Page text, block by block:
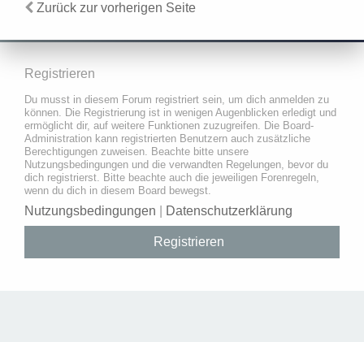
Zurück zur vorherigen Seite
Registrieren
Du musst in diesem Forum registriert sein, um dich anmelden zu
können. Die Registrierung ist in wenigen Augenblicken erledigt und
ermöglicht dir, auf weitere Funktionen zuzugreifen. Die Board-
Administration kann registrierten Benutzern auch zusätzliche
Berechtigungen zuweisen. Beachte bitte unsere
Nutzungsbedingungen und die verwandten Regelungen, bevor du
dich registrierst. Bitte beachte auch die jeweiligen Forenregeln,
wenn du dich in diesem Board bewegst.
Nutzungsbedingungen Datenschutzerklärung
Registrieren